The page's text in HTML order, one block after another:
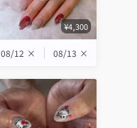
¥4,300
08/12 × 08/13 ×